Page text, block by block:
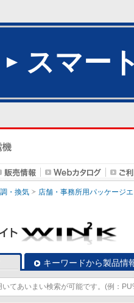
スマー
・換気 店舗・事務所用パッケージ
キーワードから製品情